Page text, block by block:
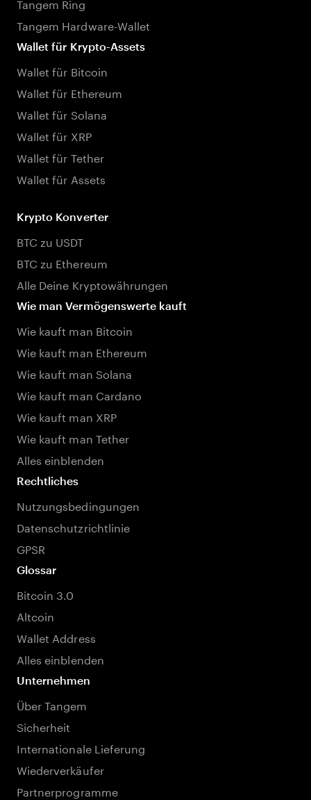
Tangem Hardware-Wallet
Wallet für Krypto-Assets
Wallet für Bitcoin
Wallet für Ethereum
Wallet für Solana
Wallet für XRP
Wallet für Tether
Wallet für Assets
Krypto Konverter
BTC zu USDT
BTC zu Ethereum
Alle Deine Kryptowährungen
Wie man Vermögenswerte kauft
Wie kauft man Bitcoin
Wie kauft man Ethereum
Wie kauft man Solana
Wie kauft man Cardano
Wie kauft man XRP
Wie kauft man Tether
Alles einblenden
Rechtliches
Nutzungsbedingungen
Datenschutzrichtlinie
GPSR
Glossar
Bitcoin 3.0
Altcoin
Wallet Address
Alles einblenden
Unternehmen
Über Tangem
Sicherheit
Internationale Lieferung
Wiederverkäufer
Partnerprogramme